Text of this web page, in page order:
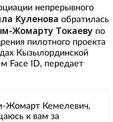
непрерывного
Куленова обратилась
Жомарту Токаеву по
пилотного проекта
Кызылординской
Face ID, передает
Жомарт Кемелевич,
к вам за